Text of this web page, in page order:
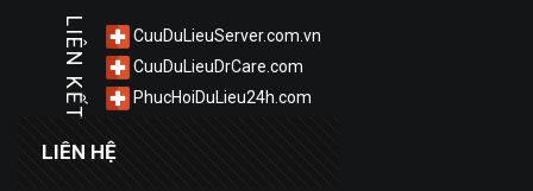
LIÊN KẾT
CuuDuLieuServer.com.vn
CuuDuLieuDrCare.com
PhucHoiDuLieu24h.com
LIÊN HỆ